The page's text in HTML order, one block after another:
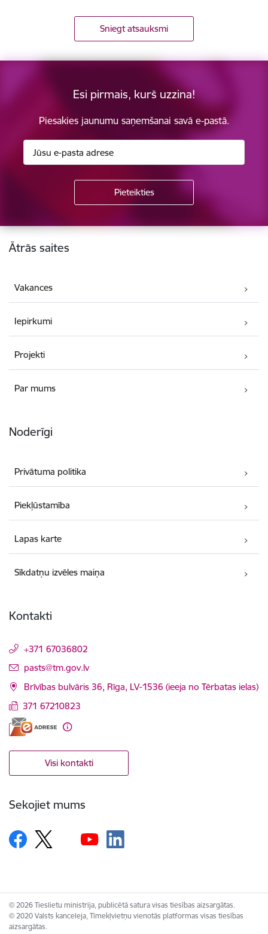
Sniegt atsauksmi
Esi pirmais, kurš uzzina!
Piesakies jaunumu saņemšanai savā e-pastā.
Kājene
Ātrās saites
Vakances
Iepirkumi
Projekti
Par mums
Noderīgi
Privātuma politika
Piekļūstamība
Lapas karte
Sīkdatņu izvēles maiņa
Kontakti
+371 67036802
E-pasts:
pasts@tm.gov.lv
Brīvības bulvāris 36, Rīga, LV-1536 (ieeja no Tērbatas ielas)
371 67210823
Visi kontakti
Sekojiet mums
© 2026 Tieslietu ministrija, publicētā satura visas tiesības aizsargātas.
© 2020 Valsts kanceleja, Tīmekļvietņu vienotās platformas visas tiesības
aizsargātas.